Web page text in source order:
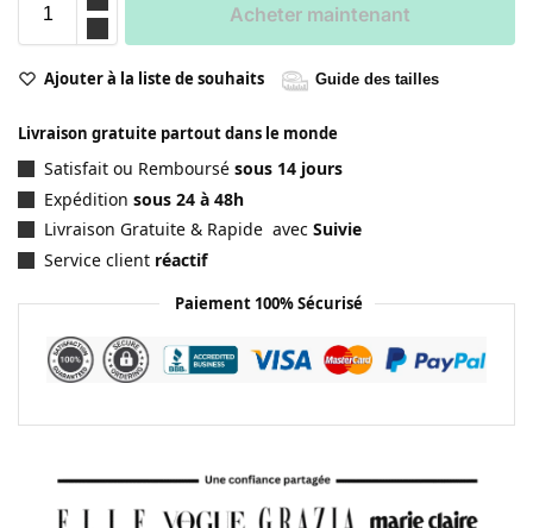
Acheter maintenant
Ajouter à la liste de souhaits Guide des tailles
Livraison gratuite partout dans le monde
Satisfait ou Remboursé sous 14 jours
Expédition sous 24 à 48h
Livraison Gratuite & Rapide avec Suivie
Service client réactif
Paiement 100% Sécurisé